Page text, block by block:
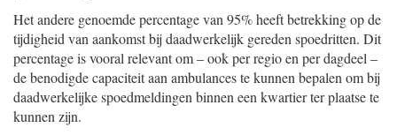
Het andere genoemde percentage van 95% heeft betrekking op de
tijdigheid van aankomst bij daadwerkelijk gereden spoedritten. Dit
percentage is vooral relevant om – ook per regio en per dagdeel –
de benodigde capaciteit aan ambulances te kunnen bepalen om bij
daadwerkelijke spoedmeldingen binnen een kwartier ter plaatse te
kunnen zijn.